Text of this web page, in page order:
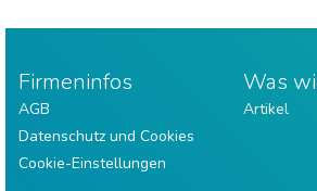
Firmeninfos
AGB
Datenschutz und Cookies
Cookie-Einstellungen
Was
Artikel